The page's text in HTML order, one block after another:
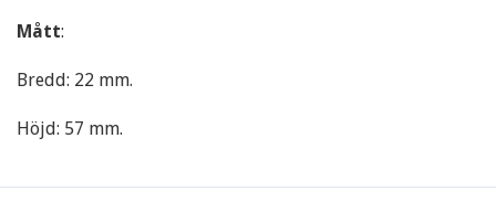
Mått:
Bredd: 22 mm.
Höjd: 57 mm.